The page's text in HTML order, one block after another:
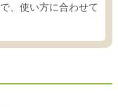
、使い方に合わせて